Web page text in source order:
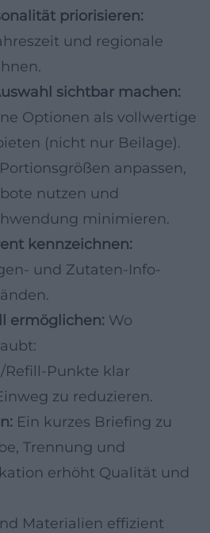
priorisieren:
und regionale
sichtbar machen:
Optionen als vollwertige
(nicht nur Beilage).
Portionsgrößen anpassen,
nutzen und
minimieren.
kennzeichnen:
und Zutaten-Info-
ermöglichen: Wo
Refill-Punkte klar
zu reduzieren.
Ein kurzes Briefing zu
Trennung und
erhöht Qualität und
Materialien effizient